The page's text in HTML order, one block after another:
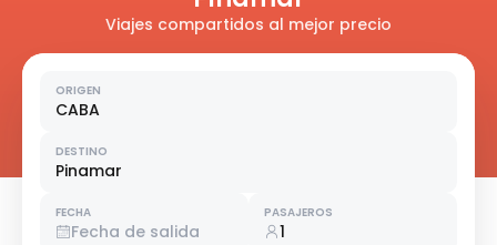
Viajes compartidos al mejor precio
ORIGEN
CABA
DESTINO
Pinamar
FECHA
Fecha de salida
PASAJEROS
1